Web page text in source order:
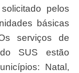
pelos
básicas
serviços de
SUS estão
Natal,